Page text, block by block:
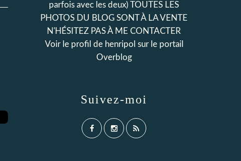
parfois avec les deux) TOUTES LES
PHOTOS DU BLOG SONT À LA VENTE
N'HÉSITEZ PAS À ME CONTACTER
Voir le profil de henripol sur le portail
Overblog
Suivez-moi